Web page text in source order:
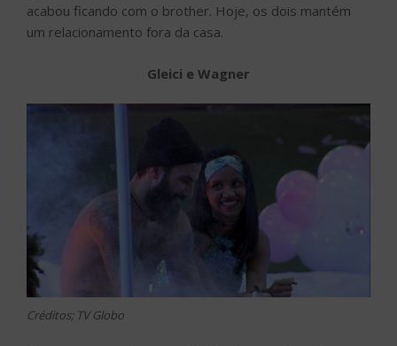
acabou ficando com o brother. Hoje, os dois mantém
um relacionamento fora da casa.
Gleici e Wagner
Créditos; TV Globo